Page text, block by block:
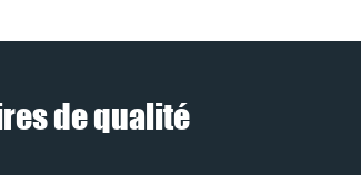
de qualité